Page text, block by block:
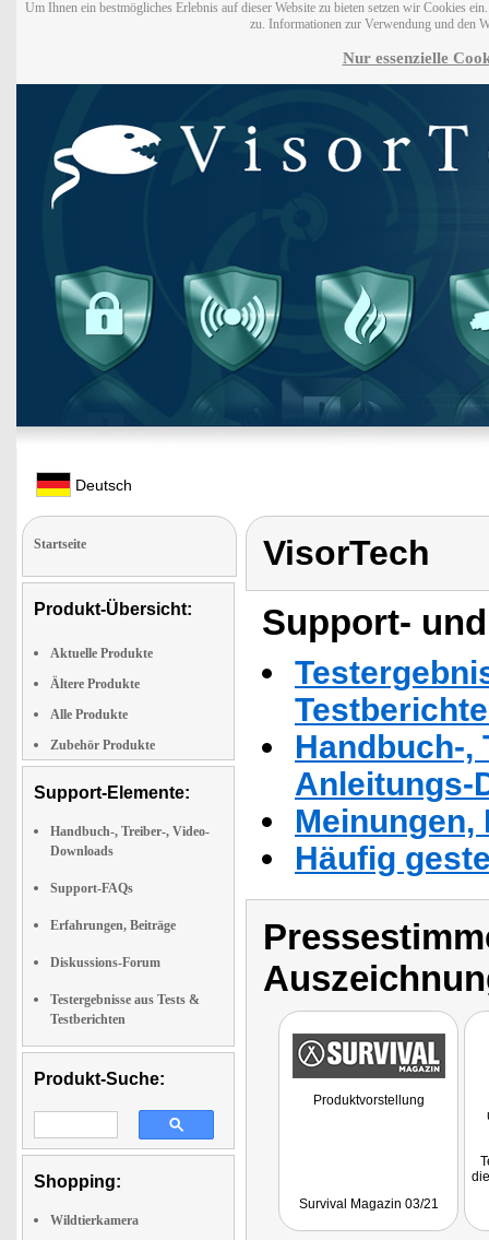
Um Ihnen ein bestmögliches Erlebnis auf dieser Website zu bieten setzen wir Cookies
zu. Informationen zur Verwendung und den
Nur essenzielle
Deutsch
Startseite
Produkt-Übersicht:
Aktuelle Produkte
Ältere Produkte
Alle Produkte
Zubehör Produkte
Support-Elemente:
Handbuch-, Treiber-, Video-
Downloads
Support-FAQs
Erfahrungen, Beiträge
Diskussions-Forum
Testergebnisse aus Tests &
Testberichten
Produkt-Suche:
Shopping:
Wildtierkamera
VisorTech
Support-
Handbuch-,
Anleitungs-
Häufig
Produktvorstellung
Survival Magazin 03/21